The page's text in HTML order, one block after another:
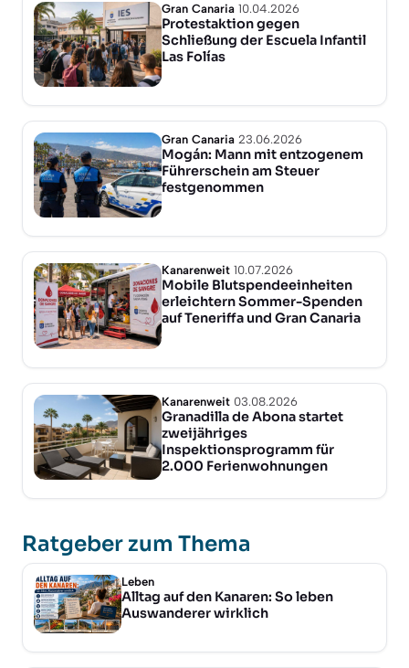
Gran Canaria 10.04.2026
Protestaktion gegen
Schließung der Escuela Infantil
Las Folías
Gran Canaria 23.06.2026
Mogán: Mann mit entzogenem
Führerschein am Steuer
festgenommen
Kanarenweit 10.07.2026
Mobile Blutspendeeinheiten
erleichtern Sommer-Spenden
auf Teneriffa und Gran Canaria
Kanarenweit 03.08.2026
Granadilla de Abona startet
zweijähriges
Inspektionsprogramm für
2.000 Ferienwohnungen
Ratgeber zum Thema
Leben
Alltag auf den Kanaren: So leben
Auswanderer wirklich